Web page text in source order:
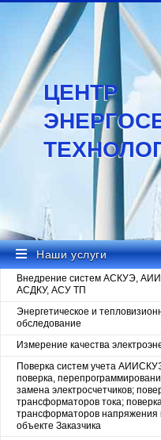
ЦЕНТР
Наши услуги
Внедрение систем АСКУЭ,
АСДКУ, АСУ ТП
Энергетическое и
обследование
Измерение качества
Поверка систем учета
поверка,
замена электросчетчиков;
трансформаторов тока;
трансформаторов напряжения
объекте Заказчика